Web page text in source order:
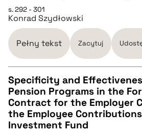
pobierz cytat
BIBTEX
pobierz cytat
s. 292 - 301
Konrad Szydłowski
Pełny tekst Zacytuj
CZYSTY TEKST
pobierz cytat
Specificity and
Pension Programs in the
Contract for the Employer
the Employee
Investment Fund